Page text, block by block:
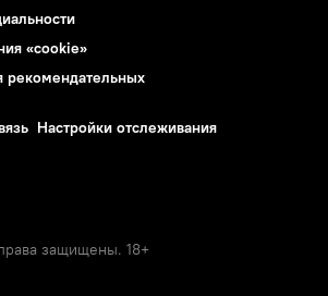
«cookie»
рекомендательных
Настройки отслеживания
защищены. 18+